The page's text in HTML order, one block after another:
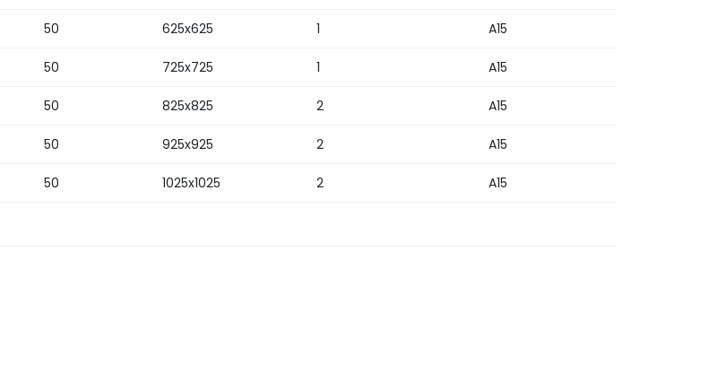
50 625x625 1 A15
50 725x725 1 A15
50 825x825 2 A15
50 925x925 2 A15
50 1025x1025 2 A15